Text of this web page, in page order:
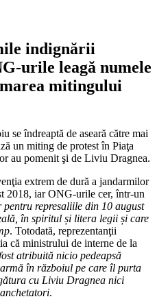
indignării
urile leagă numele
mitingului
se îndreaptă de aseară către mai
un miting de protest în Piaţa
au pomenit şi de Liviu Dragnea.
extrem de dură a jandarmilor
2018, iar ONG-urile cer, într-un
represaliile din 10 august
în spiritul și litera legii și care
. Totodată, reprezentanţii
că ministrului de interne de la
atribuită nicio pedeapsă
în războiul pe care îl purta
cu Liviu Dragnea nici
.